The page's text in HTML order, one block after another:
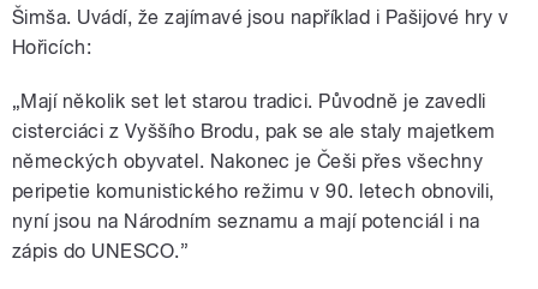
Šimša. Uvádí, že zajímavé jsou například i Pašijové hry v
Hořicích:
„Mají několik set let starou tradici. Původně je zavedli
cisterciáci z Vyššího Brodu, pak se ale staly majetkem
německých obyvatel. Nakonec je Češi přes všechny
peripetie komunistického režimu v 90. letech obnovili,
nyní jsou na Národním seznamu a mají potenciál i na
zápis do UNESCO.”